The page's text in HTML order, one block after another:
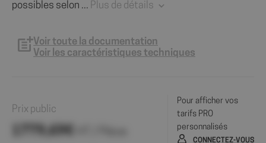
possibles selon ... Plus de détails
Voir toute la documentation
Voir les caractéristiques techniques
Prix public
1779,69€
Pour afficher vos
tarifs PRO
personnalisés
CONNECTEZ-VOUS